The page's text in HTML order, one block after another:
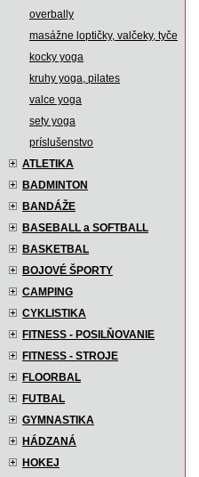
overbally
masážne loptičky, valčeky, tyče
kocky yoga
kruhy yoga, pilates
valce yoga
sety yoga
príslušenstvo
ATLETIKA
BADMINTON
BANDÁŽE
BASEBALL a SOFTBALL
BASKETBAL
BOJOVÉ ŠPORTY
CAMPING
CYKLISTIKA
FITNESS - POSILŇOVANIE
FITNESS - STROJE
FLOORBAL
FUTBAL
GYMNASTIKA
HÁDZANÁ
HOKEJ